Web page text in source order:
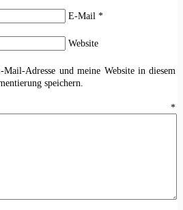
E-Mail *
Website
Adresse und meine Website in diesem
speichern.
*